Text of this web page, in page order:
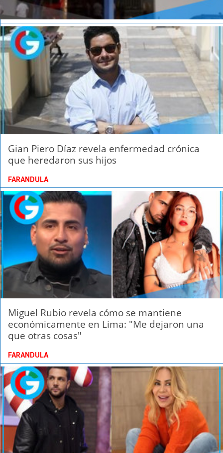
Gian Piero Díaz revela enfermedad crónica
que heredaron sus hijos
FARANDULA
Miguel Rubio revela cómo se mantiene
económicamente en Lima: "Me dejaron una
que otras cosas"
FARANDULA